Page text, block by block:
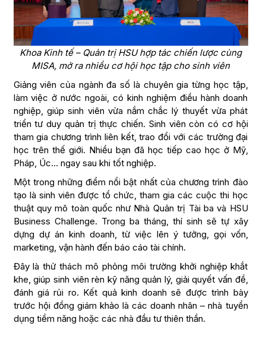
Khoa Kinh tế – Quản trị HSU hợp tác chiến lược cùng
MISA, mở ra nhiều cơ hội học tập cho sinh viên
Giảng viên của ngành đa số là chuyên gia từng học tập,
làm việc ở nước ngoài, có kinh nghiệm điều hành doanh
nghiệp, giúp sinh viên vừa nắm chắc lý thuyết vừa phát
triển tư duy quản trị thực chiến. Sinh viên còn có cơ hội
tham gia chương trình liên kết, trao đổi với các trường đại
học trên thế giới. Nhiều bạn đã học tiếp cao học ở Mỹ,
Pháp, Úc… ngay sau khi tốt nghiệp.
Một trong những điểm nổi bật nhất của chương trình đào
tạo là sinh viên được tổ chức, tham gia các cuộc thi học
thuật quy mô toàn quốc như Nhà Quản trị Tài ba và HSU
Business Challenge. Trong ba tháng, thí sinh sẽ tự xây
dựng dự án kinh doanh, từ việc lên ý tưởng, gọi vốn,
marketing, vận hành đến báo cáo tài chính.
Đây là thử thách mô phỏng môi trường khởi nghiệp khắt
khe, giúp sinh viên rèn kỹ năng quản lý, giải quyết vấn đề,
đánh giá rủi ro. Kết quả kinh doanh sẽ được trình bày
trước hội đồng giám khảo là các doanh nhân – nhà tuyển
dụng tiềm năng hoặc các nhà đầu tư thiên thần.